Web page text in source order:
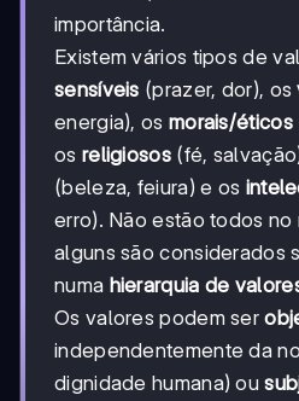
importância.
Existem vários tipos de
sensíveis (prazer, dor), os
energia), os morais/éticos
os religiosos(fé,
(beleza, feiura) e os
erro). Não estão todos no
alguns são considerados
numa hierarquia de
Os valores podem ser
independentemente da
dignidade humana) ou